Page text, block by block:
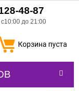
48-87
до 21:00
Корзина пуста